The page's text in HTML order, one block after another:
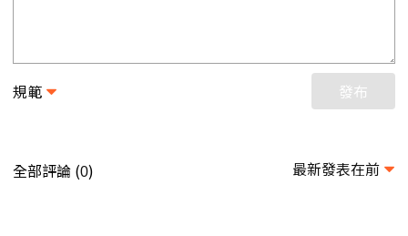
規範 發布
全部評論 (0) 最新發表在前